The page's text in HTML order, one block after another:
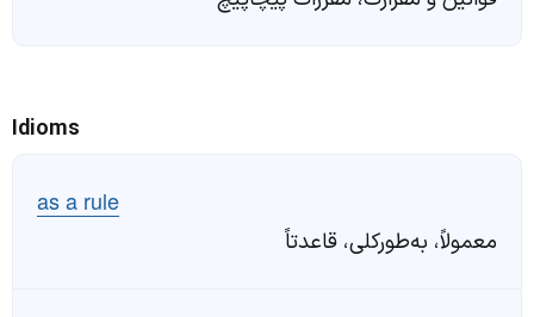
Idioms
as a rule
معمولاً، به‌طور‌کلی، قاعدتاً